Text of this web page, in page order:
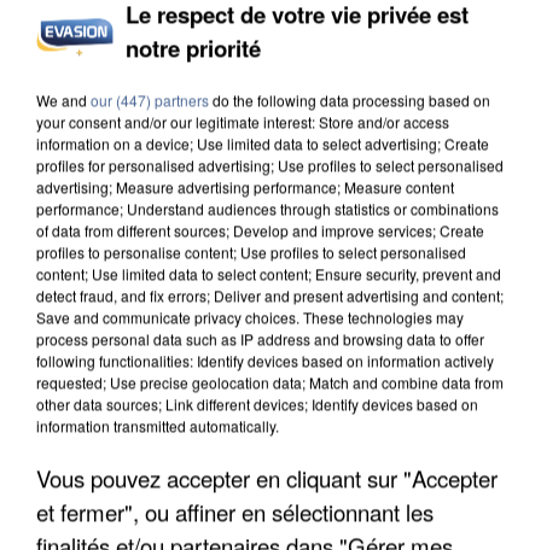
INCENDIES : L’ÎLE-DE-FRANCE LANCE UN ÉLAN
DE SOLIDARITÉ AVEC LES...
APRÈS TOUTES CES CANICULES, LES REFUGES
DE FAUNE SAUVAGE SONT...
Le respect de votre vie privée est
notre priorité
We and our (447) partnersdo the following data processing based on
your consent and/or our legitimate interest: Store and/or access
information on a device; Use limited data to select advertising; Create
profiles for personalised advertising; Use profiles to select personalised
advertising; Measure advertising performance; Measure content
performance; Understand audiences through statistics or combinations
of data from different sources; Develop and improve services; Create
profiles to personalise content; Use profiles to select personalised
content; Use limited data to select content; Ensure security, prevent and
detect fraud, and fix errors; Deliver and present advertising and content;
Save and communicate privacy choices. These technologies may
process personal data such as IP address and browsing data to offer
following functionalities: Identify devices based on information actively
requested; Use precise geolocation data; Match and combine data from
other data sources; Link different devices; Identify devices based on
information transmitted automatically.
Vous pouvez accepter en cliquant sur "Accepter
et fermer", ou affiner en sélectionnant les